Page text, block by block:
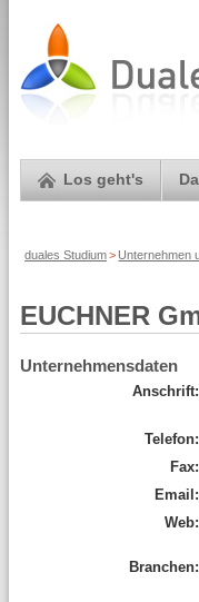
Los geht's
duales Studium> Unternehmen
EUCHNER
Unternehmensdaten
Anschrift:
Telefon:
Fax:
Email:
Web:
Branchen: